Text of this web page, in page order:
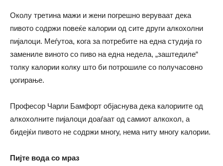
Околу третина мажи и жени погрешно веруваат дека
пивото содржи повеќе калории од сите други алкохолни
пијалоци. Меѓутоа, кога за потребите на една студија го
замениле виното со пиво на една недела, „заштедиле“
толку калории колку што би потрошиле со получасовно
џогирање.
Професор Чарли Бамфорт објаснува дека калориите од
алкохолните пијалоци доаѓаат од самиот алкохол, а
бидејќи пивото не содржи многу, нема ниту многу калории.
Пијте вода со мраз